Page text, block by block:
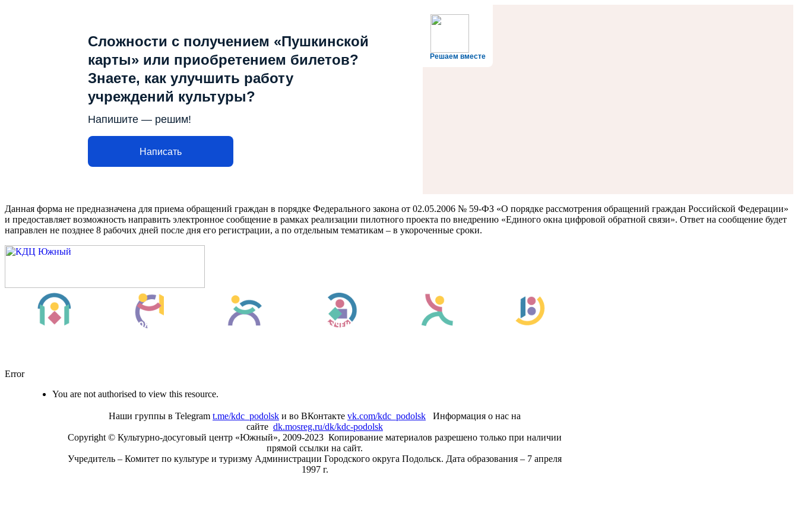
Решаем вместе
Сложности с получением «Пушкинской
карты» или приобретением билетов?
Знаете, как улучшить работу
учреждений культуры?
Напишите — решим!
Написать
Данная форма не предназначена для приема обращений граждан в порядке Федерального закона от 02.05.2006 № 59-ФЗ «О порядке рассмотрения обращений граждан Российской Федерации»
и предоставляет возможность направить электронное сообщение в рамках реализации пилотного проекта по внедрению «Единого окна цифровой обратной связи». Ответ на сообщение будет
направлен не позднее 8 рабочих дней после дня его регистрации, а по отдельным тематикам – в укороченные сроки.
Error
You are not authorised to view this resource.
Наши группы в Telegram t.me/kdc_podolsk и во ВКонтакте vk.com/kdc_podolsk Информация о нас на
сайте dk.mosreg.ru/dk/kdc-podolsk
Copyright © Культурно-досуговый центр «Южный», 2009-2023 Копирование материалов разрешено только при наличии
прямой ссылки на сайт.
Учредитель – Комитет по культуре и туризму Администрации Городского округа Подольск. Дата образования – 7 апреля
1997 г.